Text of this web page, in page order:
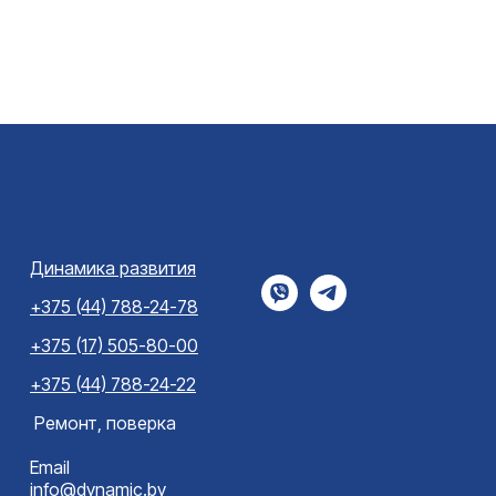
Динамика развития
+375 (44) 788-24-78
+375 (17) 505-80-00
+375 (44) 788-24-22
Ремонт, поверка
Email
info@dynamic.by